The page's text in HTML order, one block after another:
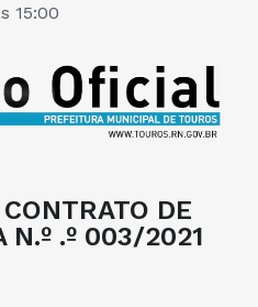
15:00
DE
N.º .º 003/2021